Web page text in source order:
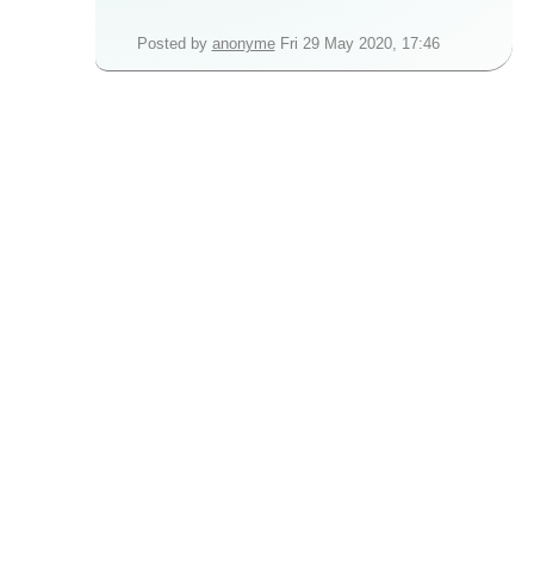
Posted by anonymeFri 29 May 2020, 17:46